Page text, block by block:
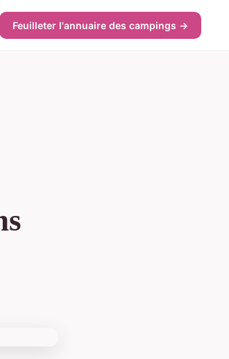
Feuilleter l'annuaire des campings →